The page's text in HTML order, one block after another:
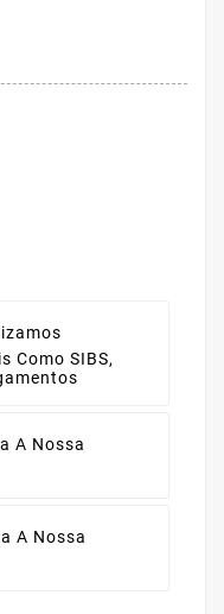
Como SIBS,
A Nossa
A Nossa